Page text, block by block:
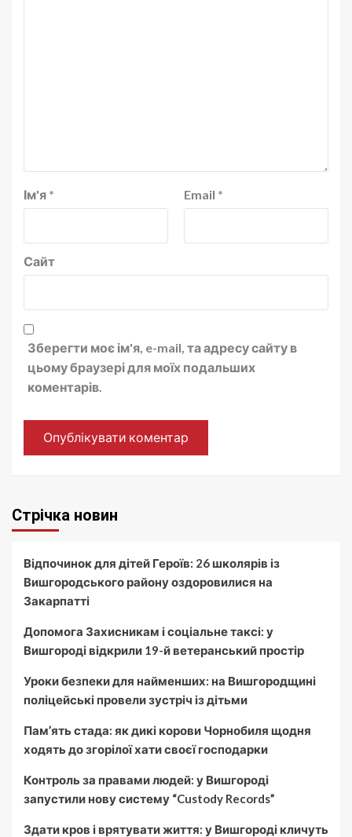
Ім'я * Email *
Сайт
Зберегти моє ім'я, e-mail, та адресу сайту в
цьому браузері для моїх подальших
коментарів.
Стрічка новин
Відпочинок для дітей Героїв: 26 школярів із
Вишгородського району оздоровилися на
Закарпатті
Допомога Захисникам і соціальне таксі: у
Вишгороді відкрили 19-й ветеранський простір
Уроки безпеки для найменших: на Вишгородщині
поліцейські провели зустріч із дітьми
Пам’ять стада: як дикі корови Чорнобиля щодня
ходять до згорілої хати своєї господарки
Контроль за правами людей: у Вишгороді
запустили нову систему “Custody Records”
Здати кров і врятувати життя: у Вишгороді кличуть